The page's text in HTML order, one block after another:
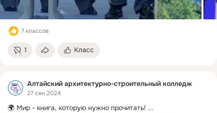
7 классов
1 Класс
Алтайский архитектурно-строительный колледж
27 сен 2024
🌍 Мир - книга, которую нужно прочитать! ...